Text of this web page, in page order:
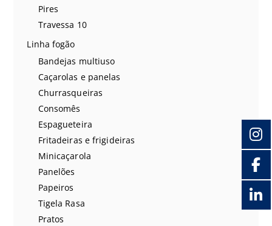
Pires
Travessa 10
Linha fogão
Bandejas multiuso
Caçarolas e panelas
Churrasqueiras
Consomês
Espagueteira
Fritadeiras e frigideiras
Minicaçarola
Panelões
Papeiros
Tigela Rasa
Pratos